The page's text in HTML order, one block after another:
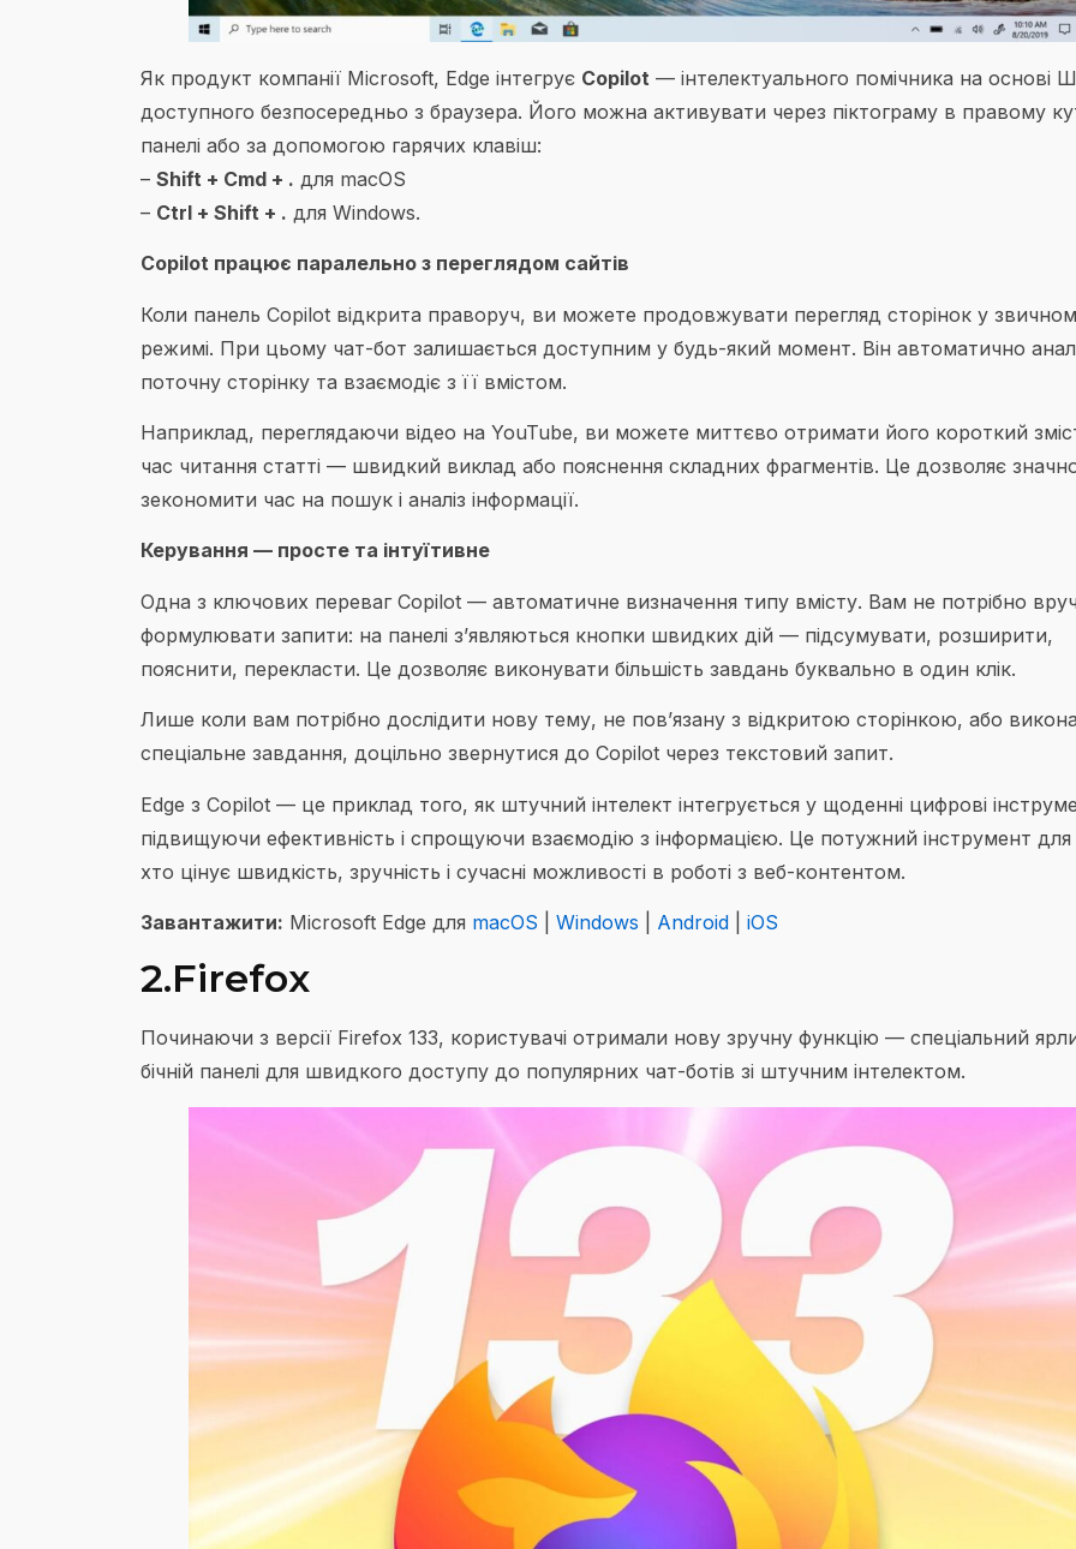
Як продукт компанії Microsoft, Edge інтегрує Copilot — інтелектуального помічника на основі
доступного безпосередньо з браузера. Його можна активувати через піктограму в правому
панелі або за допомогою гарячих клавіш:
– Shift + Cmd + . для macOS
– Ctrl + Shift + . для Windows.
Copilot працює паралельно з переглядом сайтів
Коли панель Copilot відкрита праворуч, ви можете продовжувати перегляд сторінок у
режимі. При цьому чат-бот залишається доступним у будь-який момент. Він автоматично
поточну сторінку та взаємодіє з її вмістом.
Наприклад, переглядаючи відео на YouTube, ви можете миттєво отримати його короткий
час читання статті — швидкий виклад або пояснення складних фрагментів. Це дозволяє
зекономити час на пошук і аналіз інформації.
Керування — просте та інтуїтивне
Одна з ключових переваг Copilot — автоматичне визначення типу вмісту. Вам не потрібно
формулювати запити: на панелі з’являються кнопки швидких дій — підсумувати, розширити,
пояснити, перекласти. Це дозволяє виконувати більшість завдань буквально в один клік.
Лише коли вам потрібно дослідити нову тему, не пов’язану з відкритою сторінкою, або
спеціальне завдання, доцільно звернутися до Copilot через текстовий запит.
Edge з Copilot — це приклад того, як штучний інтелект інтегрується у щоденні цифрові
підвищуючи ефективність і спрощуючи взаємодію з інформацією. Це потужний інструмент для
хто цінує швидкість, зручність і сучасні можливості в роботі з веб-контентом.
Завантажити: Microsoft Edge для macOS Windows Android iOS
2.Firefox
Починаючи з версії Firefox 133, користувачі отримали нову зручну функцію — спеціальний
бічній панелі для швидкого доступу до популярних чат-ботів зі штучним інтелектом.